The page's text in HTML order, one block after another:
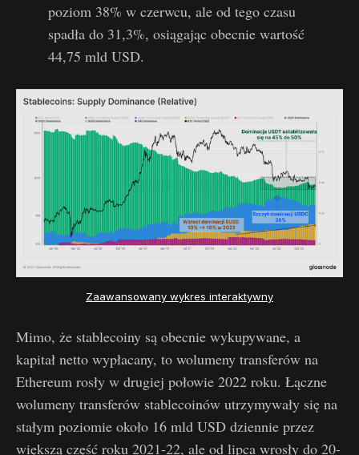
poziom 38% w czerwcu, ale od tego czasu
spadła do 31,3%, osiągając obecnie wartość
44,75 mld USD.
Zaawansowany wykres interaktywny
Mimo, że stablecoiny są obecnie wykupywane, a
kapitał netto wypłacany, to wolumeny transferów na
Ethereum rosły w drugiej połowie 2022 roku. Łączne
wolumeny transferów stablecoinów utrzymywały się na
stałym poziomie około 16 mld USD dziennie przez
większą część roku 2021-22, ale od lipca wrosły do 20-